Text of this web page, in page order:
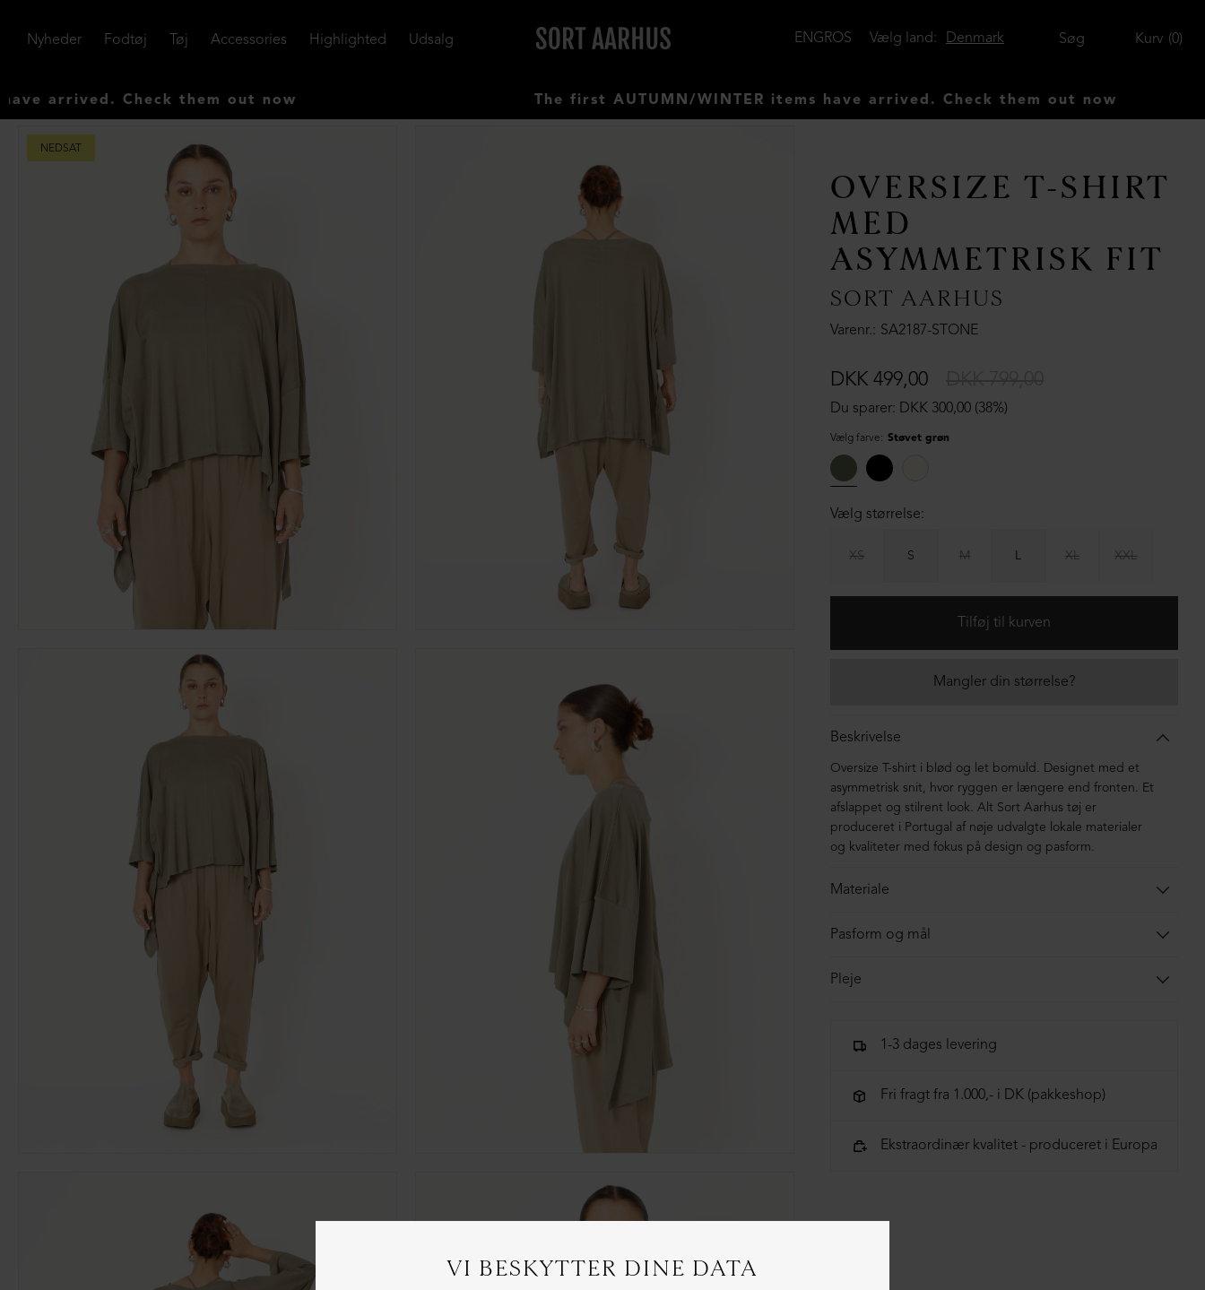
Nyheder Fodtøj Tøj Accessories Highlighted Udsalg Kurv 0
Søg
Denmark
Vælg land:
ENGROS
Check them out now The first AUTUMN/WINTER items have arrived. Check them out now
NEDSAT
OVERSIZE T-SHIRT
MED
ASYMMETRISK FIT
SORT AARHUS
Varenr. SA2187-STONE
Du sparer: DKK 300,00 (38%)
DKK 499,00
Vælg farve: Støvet grøn
Vælg størrelse:
XS S M L XL XXL
Mangler din størrelse?
Beskrivelse
Oversize T-shirt i blød og let bomuld. Designet med et
asymmetrisk snit, hvor ryggen er længere end fronten. Et
afslappet og stilrent look. Alt Sort Aarhus tøj er
produceret i Portugal af nøje udvalgte lokale materialer
og kvaliteter med fokus på design og pasform.
Materiale
Pasform og mål
Str. XS-S-M-L-XL-XXL
Ærme-længde 14-15-16-17-18-19
Pleje
varme. Form tøjet mens det er fugtigt, og tør det fladt.
1-3 dages levering
Fri fragt fra 1.000,- i DK (pakkeshop)
Ekstraordinær kvalitet - produceret i Europa